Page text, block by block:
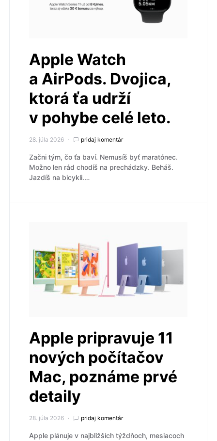
Apple Watch
a AirPods. Dvojica,
ktorá ťa udrží
v pohybe celé leto.
28. júla 2026 pridaj komentár
Začni tým, čo ťa baví. Nemusíš byť maratónec.
Možno len rád chodíš na prechádzky. Beháš.
Jazdíš na bicykli.…
Apple pripravuje 11
nových počítačov
Mac, poznáme prvé
detaily
28. júla 2026 pridaj komentár
Apple plánuje v najbližších týždňoch, mesiacoch